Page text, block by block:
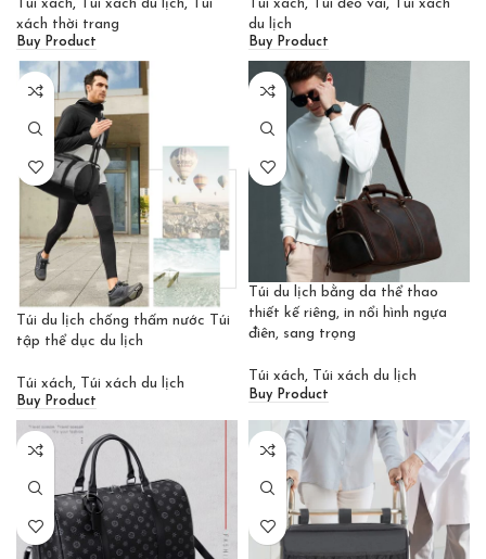
Túi xách, Túi xách du lịch, Túi
xách thời trang
Buy Product
Túi xách, Túi đeo vai, Túi xách
du lịch
Buy Product
Túi du lịch chống thấm nước Túi
tập thể dục du lịch
Túi xách, Túi xách du lịch
Buy Product
Túi du lịch bằng da thể thao
thiết kế riêng, in nổi hình ngựa
điên, sang trọng
Túi xách, Túi xách du lịch
Buy Product